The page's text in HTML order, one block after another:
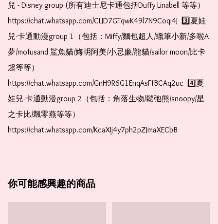
兒 - Disney group (所有迪士尼卡通包括Duffy Linabell 等等）
https://chat.whatsapp.com/CLJD7GTqwK49l7N9Coqi4J  3️⃣夏娃
兒-卡通動漫group 1（包括：Miffy/麵包超人/蠟筆小新/多啦A
夢/mofusand 鯊魚貓/娒明阿美/小忌廉/龍貓/sailor moon/比卡
超等等）
https://chat.whatsapp.com/GnH9R6G1EnqAsFfBCAq2uc  4️⃣夏
娃兒-卡通動漫group 2（包括：角落生物/鬆弛熊/snoopy/星
之卡比/飄零燕等等）
https://chat.whatsapp.com/KcaXIj4y7ph2pZJmaXECbB
你可能感興趣的商品